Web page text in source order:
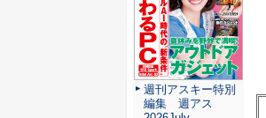
週刊アスキー特別
編集 週アス